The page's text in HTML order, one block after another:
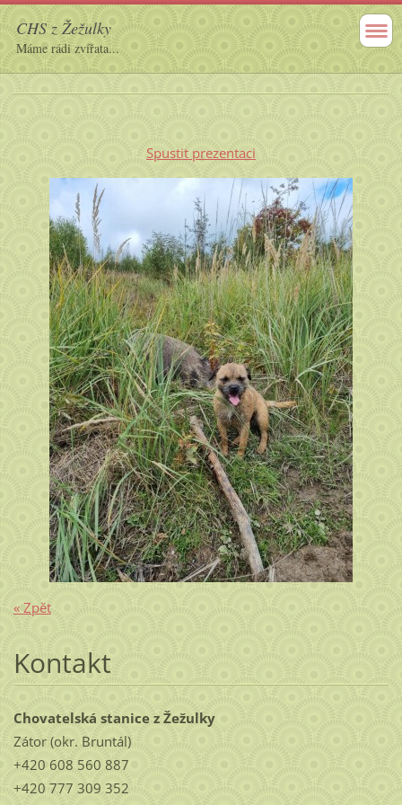
CHS z Žežulky
Máme rádi zvířata...
Spustit prezentaci
« Zpět
Kontakt
Chovatelská stanice z Žežulky
Zátor (okr. Bruntál)
+420 608 560 887
+420 777 309 352